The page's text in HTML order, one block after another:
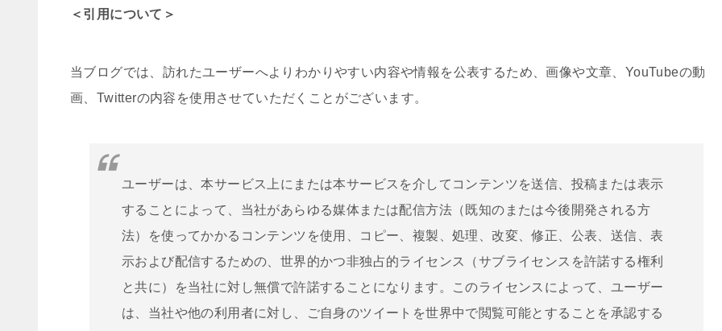
＜引用について＞
当ブログでは、訪れたユーザーへよりわかりやすい内容や情報を公表するため、画像や文章、YouTubeの動
画、Twitterの内容を使用させていただくことがございます。
ユーザーは、本サービス上にまたは本サービスを介してコンテンツを送信、投稿または表示
することによって、当社があらゆる媒体または配信方法（既知のまたは今後開発される方
法）を使ってかかるコンテンツを使用、コピー、複製、処理、改変、修正、公表、送信、表
示および配信するための、世界的かつ非独占的ライセンス（サブライセンスを許諾する権利
と共に）を当社に対し無償で許諾することになります。このライセンスによって、ユーザー
は、当社や他の利用者に対し、ご自身のツイートを世界中で閲覧可能とすることを承認する